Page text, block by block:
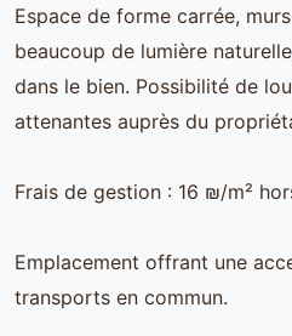
Espace de forme carrée,
beaucoup de lumière
dans le bien. Possibilité de
attenantes auprès du
Frais de gestion : 16 ₪/m²
Emplacement offrant une
transports en commun.